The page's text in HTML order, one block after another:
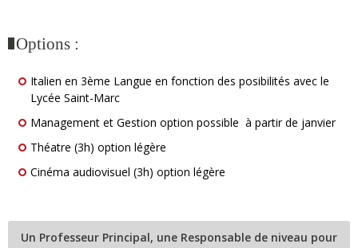
Options :
Italien en 3ème Langue en fonction des posibilités avec le
Lycée Saint-Marc
Management et Gestion option possible à partir de janvier
Théatre (3h) option légère
Cinéma audiovisuel (3h) option légère
Un Professeur Principal, une Responsable de niveau pour